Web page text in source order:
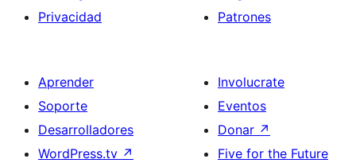
Privacidad
Patrones
Aprender
Soporte
Desarrolladores
WordPress.tv ↗
Involucrate
Eventos
Donar ↗
Five for the Future